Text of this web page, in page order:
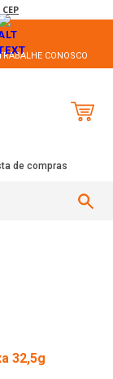
CONOSCO
de compras
32,5g